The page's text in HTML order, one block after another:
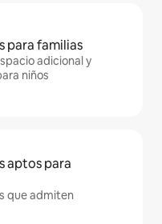
para familias
adicional y
niños
aptos para
que admiten